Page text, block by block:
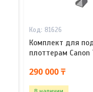
81626
Комплект для
плоттерам
290 000 ₸